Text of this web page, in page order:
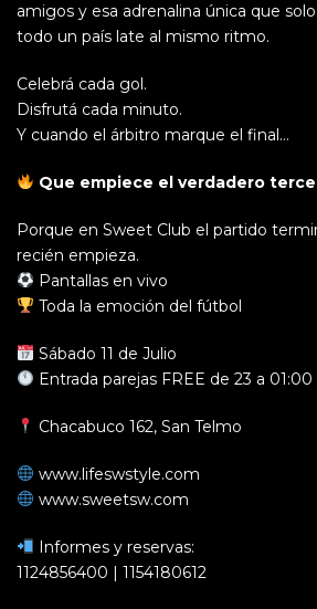
amigos y esa adrenalina única que
todo un país late al mismo ritmo.
Celebrá cada gol.
Disfrutá cada minuto.
Y cuando el árbitro marque el final…
Que empiece el verdadero
Porque en Sweet Club el partido
recién empieza.
Pantallas en vivo
Toda la emoción del fútbol
Sábado 11 de Julio
Entrada parejas FREE de 23 a 01:00
Chacabuco 162, San Telmo
www.lifeswstyle.com
www.sweetsw.com
Informes y reservas:
1124856400 | 1154180612